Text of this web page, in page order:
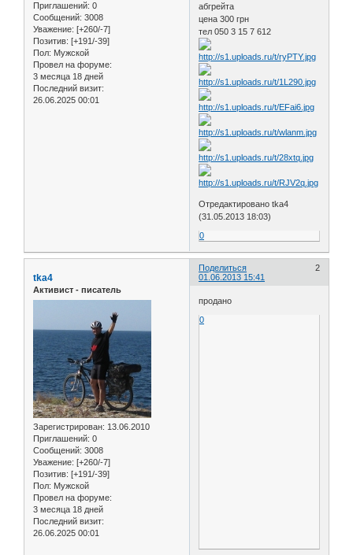
Приглашений: 0
Сообщений: 3008
Уважение: [+260/-7]
Позитив: [+191/-39]
Пол: Мужской
Провел на форуме:
3 месяца 18 дней
Последний визит:
26.06.2025 00:01
абгрейта
цена 300 грн
тел 050 3 15 7 612
Отредактировано tka4
(31.05.2013 18:03)
0
Поделиться
2
01.06.2013 15:41
tka4
Активист - писатель
Зарегистрирован: 13.06.2010
Приглашений: 0
Сообщений: 3008
Уважение: [+260/-7]
Позитив: [+191/-39]
Пол: Мужской
Провел на форуме:
3 месяца 18 дней
Последний визит:
26.06.2025 00:01
продано
0